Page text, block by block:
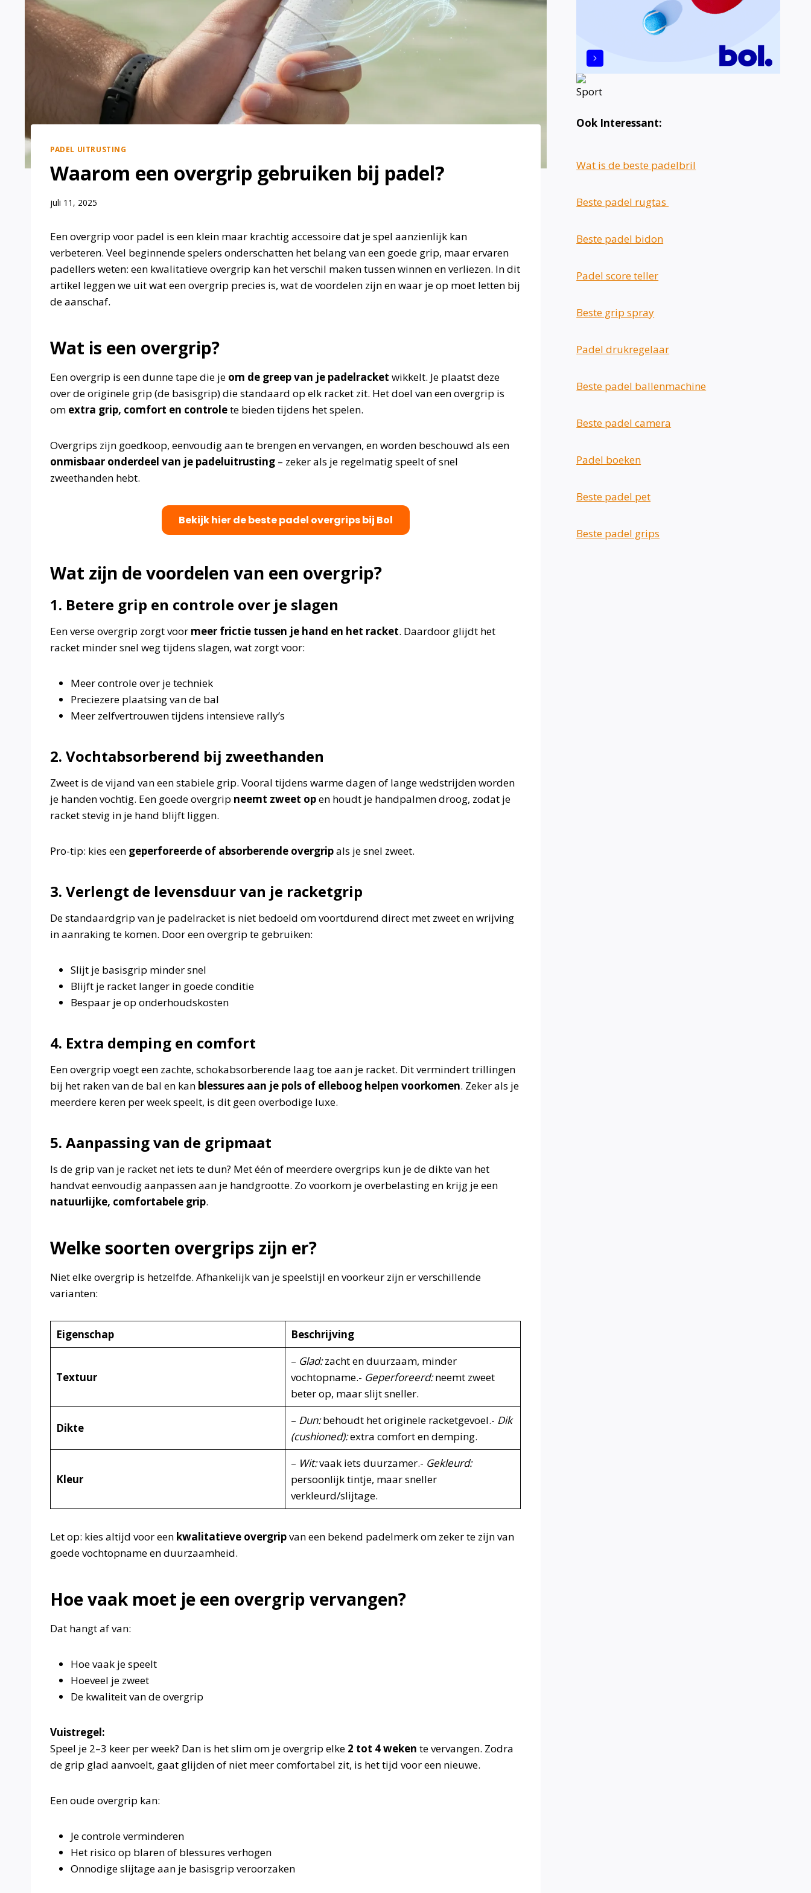
PADEL UITRUSTING
Waarom een overgrip gebruiken bij padel?
juli 11, 2025
Een overgrip voor padel is een klein maar krachtig accessoire dat je spel aanzienlijk kan
verbeteren. Veel beginnende spelers onderschatten het belang van een goede grip, maar ervaren
padellers weten: een kwalitatieve overgrip kan het verschil maken tussen winnen en verliezen. In dit
artikel leggen we uit wat een overgrip precies is, wat de voordelen zijn en waar je op moet letten bij
de aanschaf.
Wat is een overgrip?
Een overgrip is een dunne tape die je om de greep van je padelracket wikkelt. Je plaatst deze
over de originele grip (de basisgrip) die standaard op elk racket zit. Het doel van een overgrip is
om extra grip, comfort en controlete bieden tijdens het spelen.
Overgrips zijn goedkoop, eenvoudig aan te brengen en vervangen, en worden beschouwd als een
onmisbaar onderdeel van je padeluitrusting – zeker als je regelmatig speelt of snel
zweethanden hebt.
Bekijk hier de beste padel overgrips bij Bol
Wat zijn de voordelen van een overgrip?
1. Betere grip en controle over je slagen
Een verse overgrip zorgt voor meer frictie tussen je hand en het racket. Daardoor glijdt het
racket minder snel weg tijdens slagen, wat zorgt voor:
Meer controle over je techniek
Preciezere plaatsing van de bal
Meer zelfvertrouwen tijdens intensieve rally’s
2. Vochtabsorberend bij zweethanden
Zweet is de vijand van een stabiele grip. Vooral tijdens warme dagen of lange wedstrijden worden
je handen vochtig. Een goede overgrip neemt zweet open houdt je handpalmen droog, zodat je
racket stevig in je hand blijft liggen.
Pro-tip: kies een geperforeerde of absorberende overgripals je snel zweet.
3. Verlengt de levensduur van je racketgrip
De standaardgrip van je padelracket is niet bedoeld om voortdurend direct met zweet en wrijving
in aanraking te komen. Door een overgrip te gebruiken:
Slijt je basisgrip minder snel
Blijft je racket langer in goede conditie
Bespaar je op onderhoudskosten
4. Extra demping en comfort
Een overgrip voegt een zachte, schokabsorberende laag toe aan je racket. Dit vermindert trillingen
bij het raken van de bal en kan blessures aan je pols of elleboog helpen voorkomen. Zeker als je
meerdere keren per week speelt, is dit geen overbodige luxe.
5. Aanpassing van de gripmaat
Is de grip van je racket net iets te dun? Met één of meerdere overgrips kun je de dikte van het
handvat eenvoudig aanpassen aan je handgrootte. Zo voorkom je overbelasting en krijg je een
natuurlijke, comfortabele grip.
Welke soorten overgrips zijn er?
Niet elke overgrip is hetzelfde. Afhankelijk van je speelstijl en voorkeur zijn er verschillende
varianten:
Eigenschap Beschrijving
Textuur
– Glad:zacht en duurzaam, minder
vochtopname.- Geperforeerd:neemt zweet
beter op, maar slijt sneller.
Dikte
– Dun:behoudt het originele racketgevoel.- Dik
(cushioned):extra comfort en demping.
Kleur
– Wit:vaak iets duurzamer.- Gekleurd:
persoonlijk tintje, maar sneller
verkleurd/slijtage.
Let op: kies altijd voor een kwalitatieve overgripvan een bekend padelmerk om zeker te zijn van
goede vochtopname en duurzaamheid.
Hoe vaak moet je een overgrip vervangen?
Dat hangt af van:
Hoe vaak je speelt
Hoeveel je zweet
De kwaliteit van de overgrip
Vuistregel:
Speel je 2–3 keer per week? Dan is het slim om je overgrip elke 2 tot 4 weken te vervangen. Zodra
de grip glad aanvoelt, gaat glijden of niet meer comfortabel zit, is het tijd voor een nieuwe.
Een oude overgrip kan:
Je controle verminderen
Het risico op blaren of blessures verhogen
Onnodige slijtage aan je basisgrip veroorzaken
Ook Interessant:
Wat is de beste padelbril
Beste padel rugtas
Beste padel bidon
Padel score teller
Beste grip spray
Padel drukregelaar
Beste padel ballenmachine
Beste padel camera
Padel boeken
Beste padel pet
Beste padel grips